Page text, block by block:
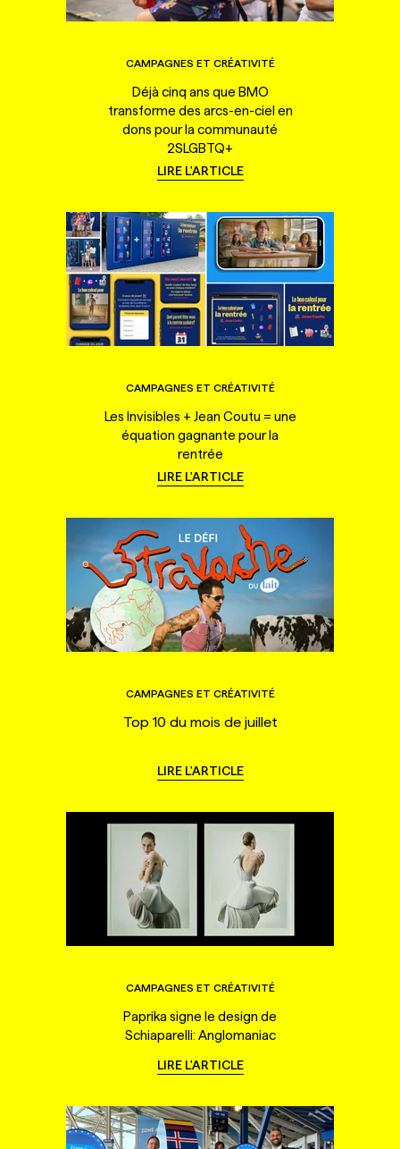
CAMPAGNES ET CRÉATIVITÉ
Déjà cinq ans que BMO
transforme des arcs-en-ciel en
dons pour la communauté
2SLGBTQ+
LIRE L'ARTICLE
CAMPAGNES ET CRÉATIVITÉ
Les Invisibles + Jean Coutu = une
équation gagnante pour la
rentrée
LIRE L'ARTICLE
CAMPAGNES ET CRÉATIVITÉ
Top 10 du mois de juillet
LIRE L'ARTICLE
CAMPAGNES ET CRÉATIVITÉ
Paprika signe le design de
Schiaparelli: Anglomaniac
LIRE L'ARTICLE